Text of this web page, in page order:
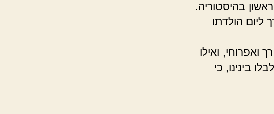
בהיסטוריה.
ליום הולדתו
ואפרוחי, ואילו
בינינו, כי